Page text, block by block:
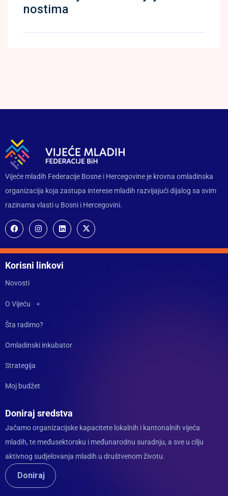
nostima
Vijeće mladih Federacije Bosne i Hercegovine je krovna omladinska
organizacija koja zastupa interese mladih razvijajući dijalog sa svim
razinama vlasti u Bosni i Hercegovini.
Korisni linkovi
Novosti
O Vijeću
Šta radimo?
Omladinski inkubator
Strategija
Moj budžet
Doniraj sredstva
Jačamo organizacijske kapacitete lokalnih i kantonalnih vijeća
mladih, te međusektorsku i međunarodnu suradnju, a sve u cilju
aktivnog sudjelovanja mladih u društvenom životu.
Doniraj